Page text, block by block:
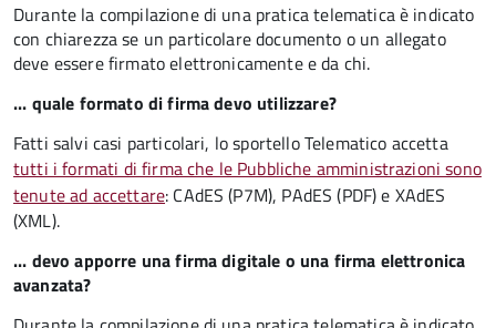
Durante la compilazione di una pratica telematica è indicato
con chiarezza se un particolare documento o un allegato
deve essere firmato elettronicamente e da chi.
... quale formato di firma devo utilizzare?
Fatti salvi casi particolari, lo sportello Telematico accetta
tutti i formati di firma che le Pubbliche amministrazioni sono
tenute ad accettare: CAdES (P7M), PAdES (PDF) e XAdES
(XML).
... devo apporre una firma digitale o una firma elettronica
avanzata?